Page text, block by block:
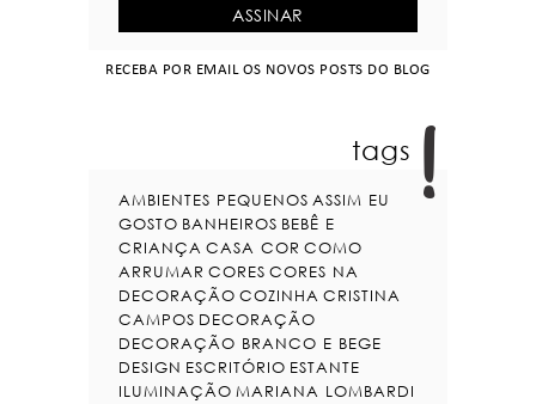
RECEBA POR EMAIL OS NOVOS POSTS DO BLOG
tags
AMBIENTES PEQUENOS ASSIM EU
GOSTO BANHEIROS BEBÊ E
CRIANÇA CASA COR COMO
ARRUMAR CORES CORES NA
DECORAÇÃO COZINHA CRISTINA
CAMPOS DECORAÇÃO
DECORAÇÃO BRANCO E BEGE
DESIGN ESCRITÓRIO ESTANTE
ILUMINAÇÃO MARIANA LOMBARDI